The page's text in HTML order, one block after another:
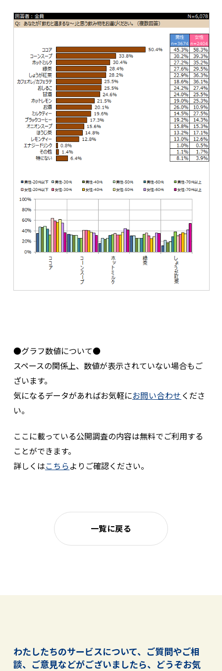
●グラフ数値について●
スペースの関係上、数値が表示されていない場合もご
ざいます。
気になるデータがあればお気軽にお問い合わせ くださ
い。
ここに載っている公開調査の内容は無料でご利用する
ことができます。
詳しくはこちらよりご確認ください。
一覧に戻る
わたしたちのサービスについて、ご質問やご相
談、ご意見などがございましたら、 どうぞお気